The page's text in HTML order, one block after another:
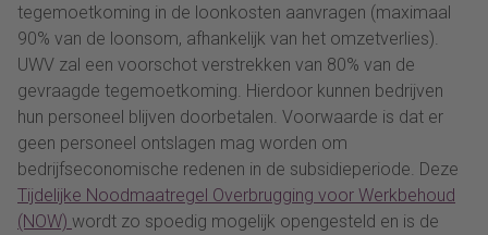
tegemoetkoming in de loonkosten aanvragen (maximaal
90% van de loonsom, afhankelijk van het omzetverlies).
UWV zal een voorschot verstrekken van 80% van de
gevraagde tegemoetkoming. Hierdoor kunnen bedrijven
hun personeel blijven doorbetalen. Voorwaarde is dat er
geen personeel ontslagen mag worden om
bedrijfseconomische redenen in de subsidieperiode. Deze
Tijdelijke Noodmaatregel Overbrugging voor Werkbehoud
(NOW) wordt zo spoedig mogelijk opengesteld en is de